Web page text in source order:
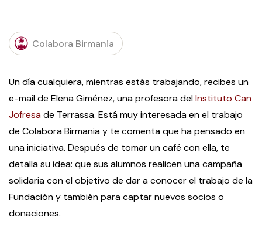
Colabora Birmania
Un día cualquiera, mientras estás trabajando, recibes un
e-mail de Elena Giménez, una profesora delInstituto Can
Jofresade Terrassa. Está muy interesada en el trabajo
de Colabora Birmania y te comenta que ha pensado en
una iniciativa. Después de tomar un café con ella, te
detalla su idea: que sus alumnos realicen una campaña
solidaria con el objetivo de dar a conocer el trabajo de la
Fundación y también para captar nuevos socios o
donaciones.